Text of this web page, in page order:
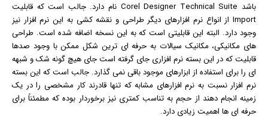
باشد Corel Designer Technical Suite نام دارد. جالب است که قابلیت
Import از انواع نرم افزارهای دیگر طراحی و نقشه کشی به این نرم افزار نیز
وجود دارد. البته این قابلیتی است که به این نسخه اضافه شده است. طراحی
های مکانیکی، مکانیک سیالات به حرفه ای ترین شکل ممکن با وجود صدها
قابلیت که در این بسته نرم افزاری جای گرفته است جای هیچ گونه شک و شبهه
ای را برای استفاده از ابزارهای موجود باقی نمی گذارد. جالب است که این بسته
نرم افزار نسبت به نرم افزارهای مشابه که تنها قادرند کار مشخصی را در یک
زمینه انجام دهند از حجم به تناسب کمتری نیز برخوردار بوده که مطمئناً برای
حرفه ای ها اهمیت زیادی دارد.